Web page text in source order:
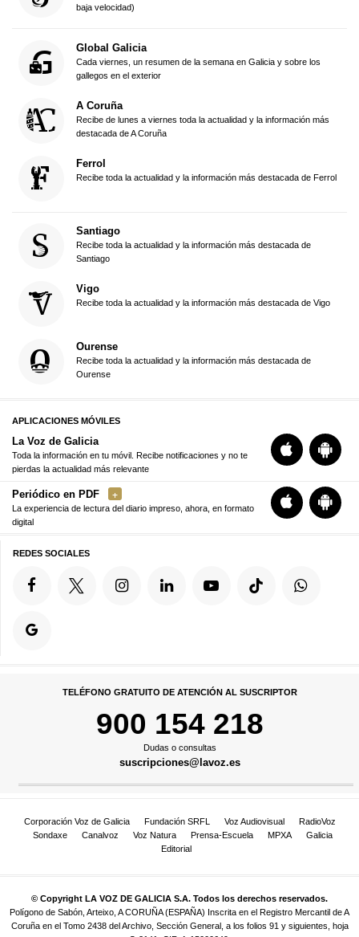
baja velocidad)
Global Galicia
Cada viernes, un resumen de la semana en Galicia y sobre los
gallegos en el exterior
A Coruña
Recibe de lunes a viernes toda la actualidad y la información más
destacada de A Coruña
Ferrol
Recibe toda la actualidad y la información más destacada de Ferrol
Santiago
Recibe toda la actualidad y la información más destacada de
Santiago
Vigo
Recibe toda la actualidad y la información más destacada de Vigo
Ourense
Recibe toda la actualidad y la información más destacada de
Ourense
APLICACIONES MÓVILES
La Voz de Galicia
Toda la información en tu móvil. Recibe notificaciones y no te
pierdas la actualidad más relevante
Periódico en PDF
La experiencia de lectura del diario impreso, ahora, en formato
digital
REDES SOCIALES
TELÉFONO GRATUITO DE ATENCIÓN AL SUSCRIPTOR
900 154 218
Dudas o consultas
suscripciones@lavoz.es
Corporación Voz de Galicia Fundación SRFL Voz Audiovisual
RadioVoz
Sondaxe
Canalvoz Voz Natura Prensa-Escuela MPXA
Galicia
Editorial
© Copyright LA VOZ DE GALICIA S.A. Todos los derechos reservados.
Polígono de Sabón, Arteixo, A CORUÑA (ESPAÑA) Inscrita en el Registro Mercantil de A
Coruña en el Tomo 2438 del Archivo, Sección General, a los folios 91 y siguientes, hoja